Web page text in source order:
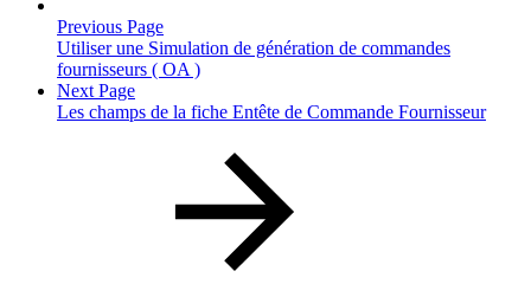
Previous Page
Utiliser une Simulation de génération de commandes
fournisseurs ( OA )
Next Page
Les champs de la fiche Entête de Commande Fournisseur